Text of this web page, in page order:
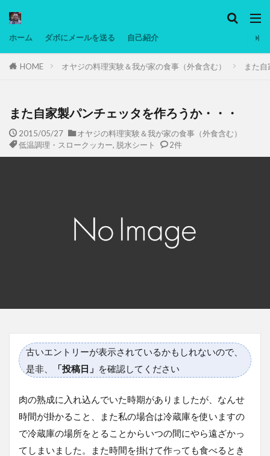
ホーム ダボにメールを送る 自己紹介
HOME オヤジの料理実験＆我が家の食事（外食含む） また
また自家製パンチェッタを作ろうか・・・
2015/05/27
オヤジの料理実験＆我が家の食事（外食含む）
低温調理・スロークッカー, 脱水シート 2件
古いエントリーが表示されているかもしれないので、
是非、
「投稿日」 を確認してください
肉の熟成に入れ込んでいた時期がありましたが、なんせ
時間が掛かること、また私の場合は冷蔵庫を使いますの
で冷蔵庫の場所をとることからいつの間にやら遠ざかっ
てしまいました。また時間を掛けて作っても食べるとき
タグ
マレーシア動画
ヨーグルト
備忘録
動画 日本人村社会